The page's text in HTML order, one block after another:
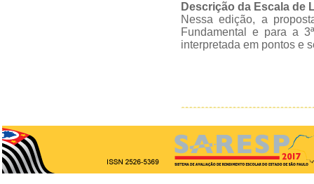
Descrição da Escala de
Nessa edição, a
Fundamental e para a
interpretada em pontos e